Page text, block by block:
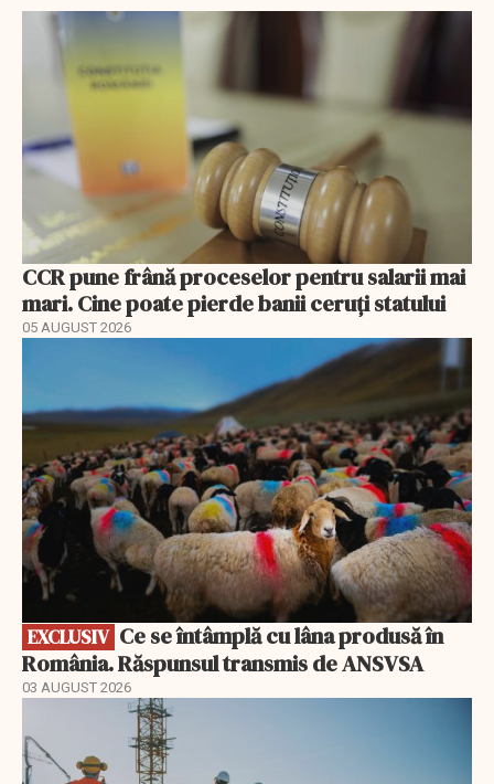
CCR pune frână proceselor pentru salarii mai
mari. Cine poate pierde banii ceruți statului
05 AUGUST 2026
EXCLUSIV
România. Răspunsul transmis de ANSVSA
03 AUGUST 2026